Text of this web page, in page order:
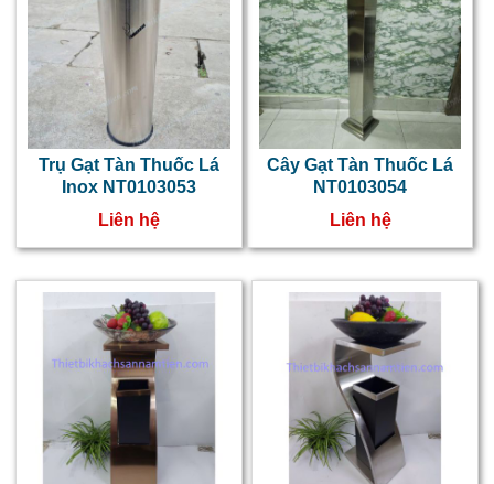
Trụ Gạt Tàn Thuốc Lá
Inox NT0103053
Liên hệ
Cây Gạt Tàn Thuốc Lá
NT0103054
Liên hệ